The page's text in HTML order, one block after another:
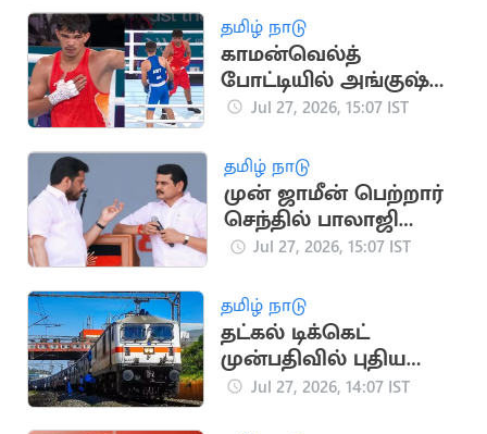
அறிக்கை
தமிழ் நாடு
காமன்வெல்த்
போட்டியில் அங்குஷ்
பங்கால் காலிறுதிக்கு
Jul 27, 2026, 15:07 IST
தமிழ் நாடு
முன் ஜாமீன் பெற்றார்
செந்தில் பாலாஜி
சகோதரர்
Jul 27, 2026, 15:07 IST
தமிழ் நாடு
தட்கல் டிக்கெட்
முன்பதிவில் புதிய
டோக்கன் முறை அமல்
Jul 27, 2026, 14:07 IST